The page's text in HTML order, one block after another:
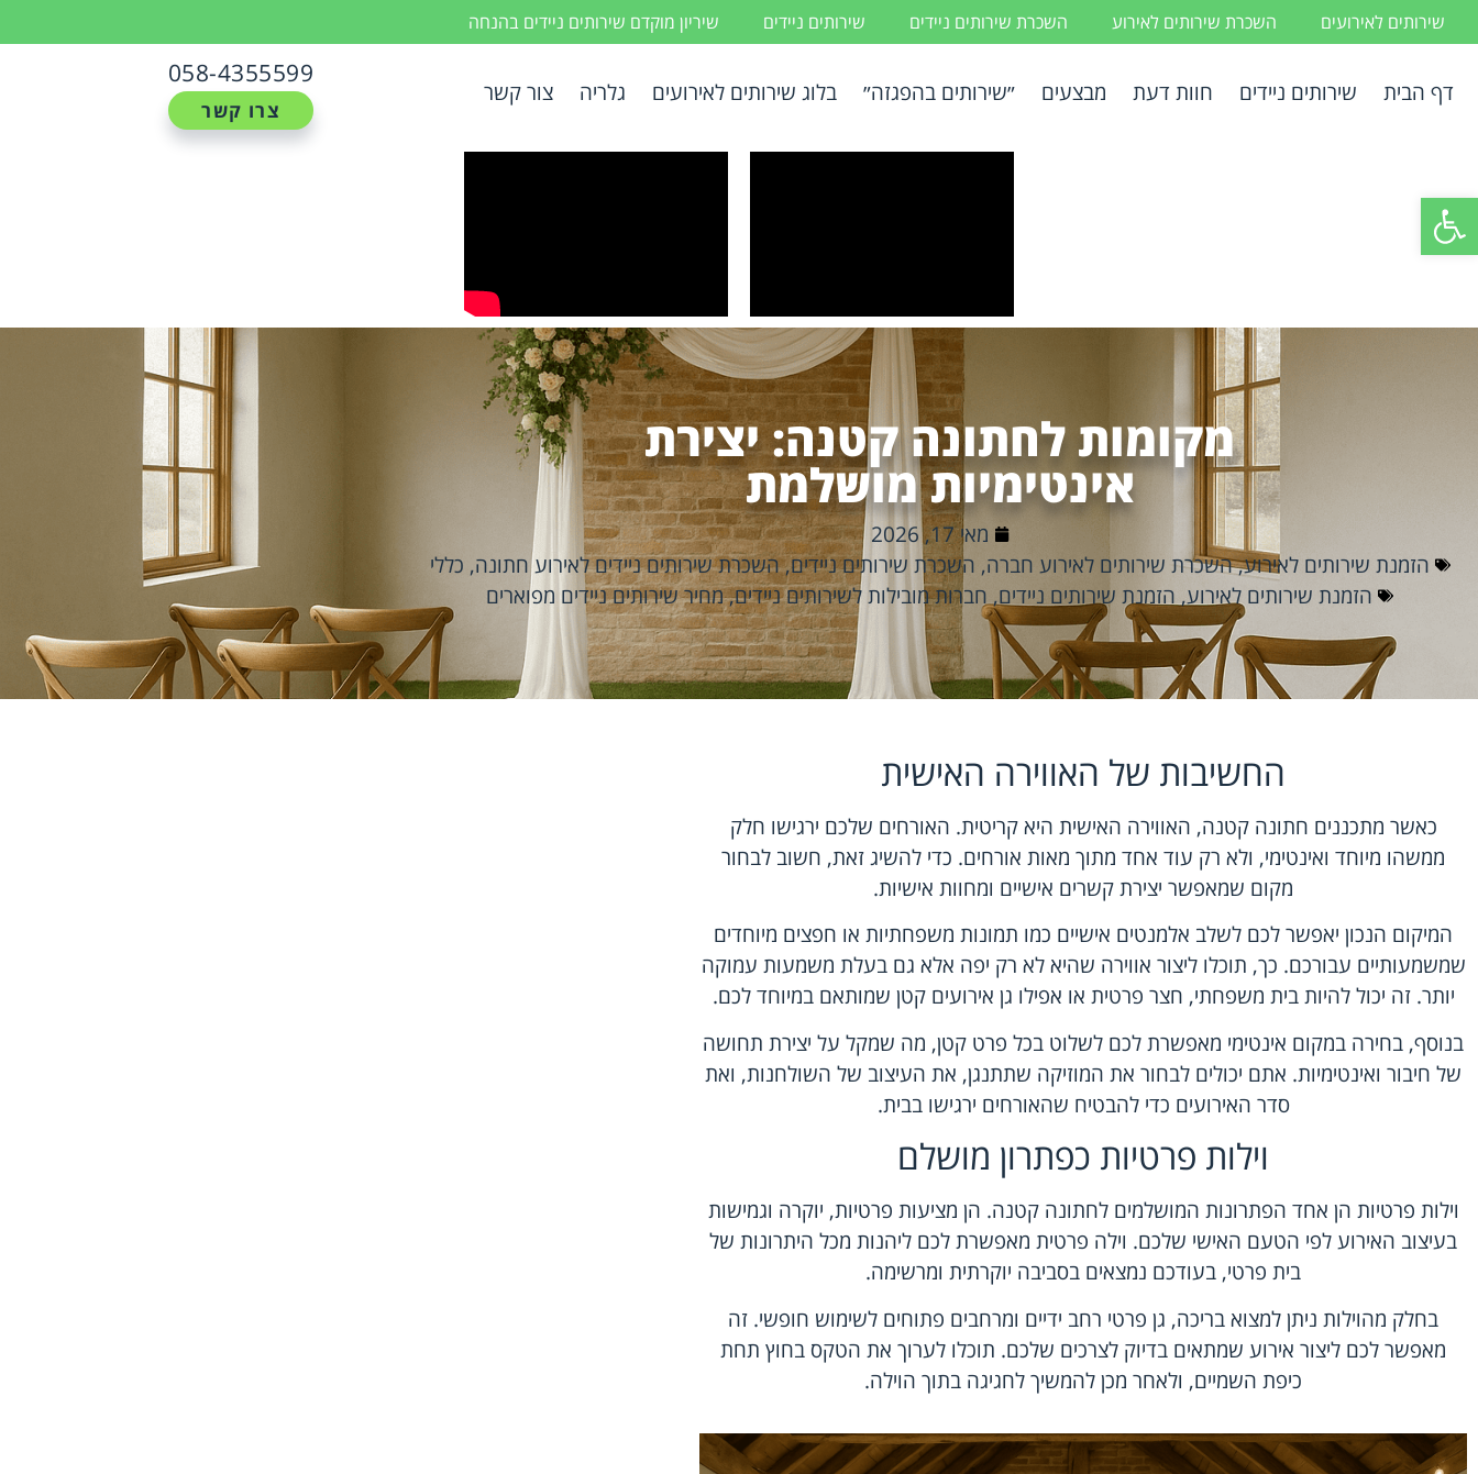
פתח סרגל נגישות
שירותים לאירועים השכרת שירותים לאירוע השכרת שירותים ניידים שירותים ניידים שיריון מוקדם שירותים ניידים בהנחה
דף הבית שירותים ניידים חוות דעת מבצעים ״שירותים בהפגזה״ בלוג שירותים לאירועים גלריה צור קשר
058-4355599
צרו קשר
מקומות לחתונה קטנה: יצירת
אינטימיות מושלמת
מאי 17, 2026
הזמנת שירותים לאירוע,השכרת שירותים לאירוע חברה, השכרת שירותים ניידים,השכרת שירותים ניידים לאירוע חתונה, כללי
הזמנת שירותים לאירוע, הזמנת שירותים ניידים, חברות מובילות לשירותים ניידים,מחיר שירותים ניידים מפוארים
החשיבות של האווירה האישית
כאשר מתכננים חתונה קטנה, האווירה האישית היא קריטית. האורחים שלכם ירגישו חלק
ממשהו מיוחד ואינטימי, ולא רק עוד אחד מתוך מאות אורחים. כדי להשיג זאת, חשוב לבחור
מקום שמאפשר יצירת קשרים אישיים ומחוות אישיות.
המיקום הנכון יאפשר לכם לשלב אלמנטים אישיים כמו תמונות משפחתיות או חפצים מיוחדים
שמשמעותיים עבורכם. כך, תוכלו ליצור אווירה שהיא לא רק יפה אלא גם בעלת משמעות עמוקה
יותר. זה יכול להיות בית משפחתי, חצר פרטית או אפילו גן אירועים קטן שמותאם במיוחד לכם.
בנוסף, בחירה במקום אינטימי מאפשרת לכם לשלוט בכל פרט קטן, מה שמקל על יצירת תחושה
של חיבור ואינטימיות. אתם יכולים לבחור את המוזיקה שתתנגן, את העיצוב של השולחנות, ואת
סדר האירועים כדי להבטיח שהאורחים ירגישו בבית.
וילות פרטיות כפתרון מושלם
וילות פרטיות הן אחד הפתרונות המושלמים לחתונה קטנה. הן מציעות פרטיות, יוקרה וגמישות
בעיצוב האירוע לפי הטעם האישי שלכם. וילה פרטית מאפשרת לכם ליהנות מכל היתרונות של
בית פרטי, בעודכם נמצאים בסביבה יוקרתית ומרשימה.
בחלק מהוילות ניתן למצוא בריכה, גן פרטי רחב ידיים ומרחבים פתוחים לשימוש חופשי. זה
מאפשר לכם ליצור אירוע שמתאים בדיוק לצרכים שלכם. תוכלו לערוך את הטקס בחוץ תחת
כיפת השמיים, ולאחר מכן להמשיך לחגיגה בתוך הוילה.